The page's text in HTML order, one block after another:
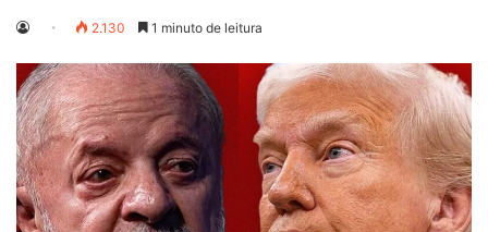
2.130 1 minuto de leitura